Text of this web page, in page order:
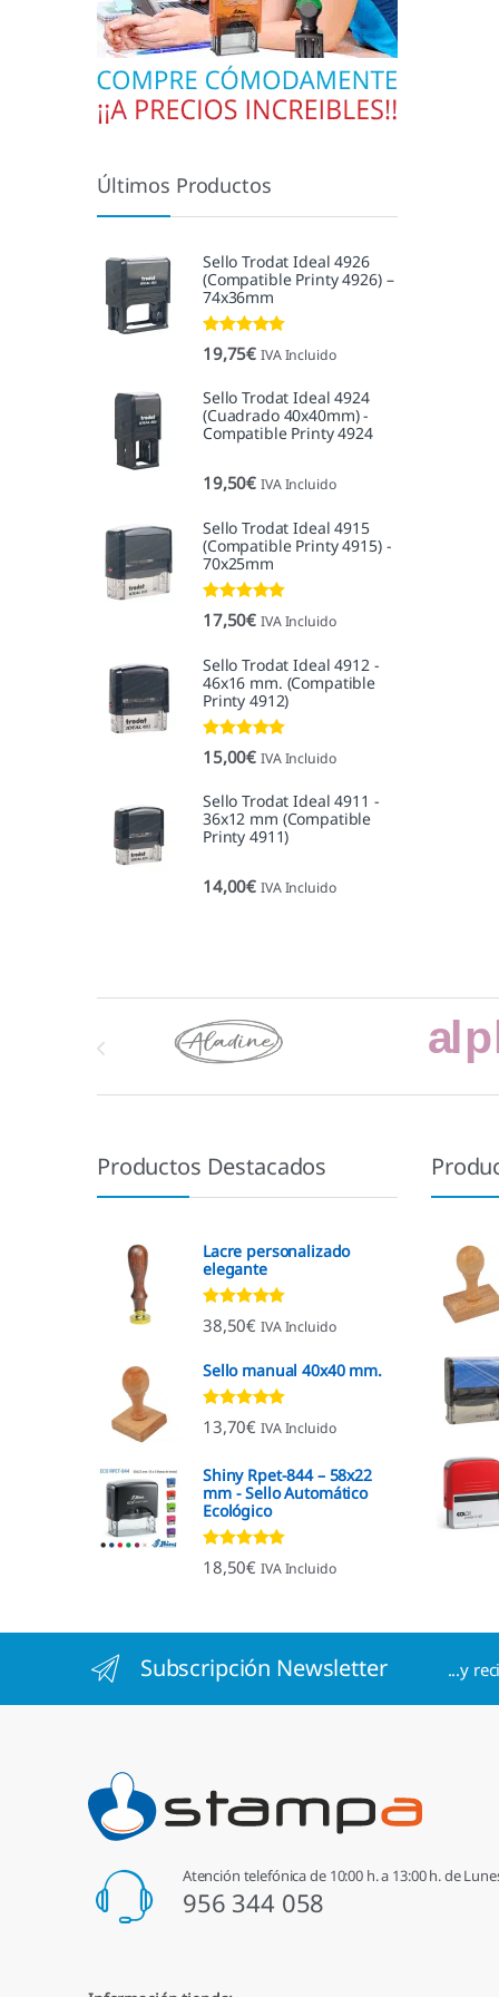
Últimos Productos
Sello Trodat Ideal 4926
(Compatible Printy 4926) –
74x36mm
Valorado con
5.00de 5
19,75€ IVA Incluido
Sello Trodat Ideal 4924
(Cuadrado 40x40mm) -
Compatible Printy 4924
19,50€ IVA Incluido
Sello Trodat Ideal 4915
(Compatible Printy 4915) -
70x25mm
Valorado con
5.00de 5
17,50€ IVA Incluido
Sello Trodat Ideal 4912 -
46x16 mm. (Compatible
Printy 4912)
Valorado con
5.00de 5
15,00€ IVA Incluido
Sello Trodat Ideal 4911 -
36x12 mm (Compatible
Printy 4911)
14,00€ IVA Incluido
Marcas De Carrusel
Productos Destacados
Lacre personalizado
elegante
Valorado con
4.92de 5
38,50€ IVA Incluido
Sello manual 40x40 mm.
Valorado con
4.96de 5
13,70€ IVA Incluido
Shiny Rpet-844 – 58x22
mm - Sello Automático
Ecológico
Valorado con
4.96de 5
18,50€ IVA Incluido
Subscripción Newsletter ...y
Atención telefónica de 10:00 h. a 13:00 h. de
956 344 058